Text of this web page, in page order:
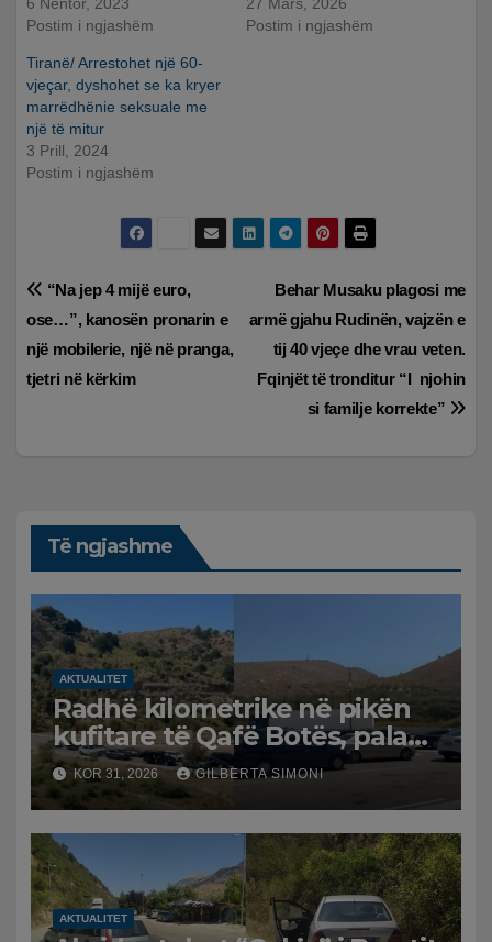
6 Nëntor, 2023
Postim i ngjashëm
27 Mars, 2026
Postim i ngjashëm
Tiranë/ Arrestohet një 60-
vjeçar, dyshohet se ka kryer
marrëdhënie seksuale me
një të mitur
3 Prill, 2024
Postim i ngjashëm
Lëvizje
te
postimet
Behar Musaku plagosi me
armë gjahu Rudinën, vajzën e
tij 40 vjeçe dhe vrau veten.
Fqinjët të tronditur “I njohin
si familje korrekte”
“Na jep 4 mijë euro,
ose…”, kanosën pronarin e
një mobilerie, një në pranga,
tjetri në kërkim
Të ngjashme
AKTUALITET
Radhë kilometrike në pikën
kufitare të Qafë Botës, pala
greke raporton defekt në
sistem, qytetarët mbeten të
bllokuar
KOR 31, 2026 GILBERTA SIMONI
AKTUALITET